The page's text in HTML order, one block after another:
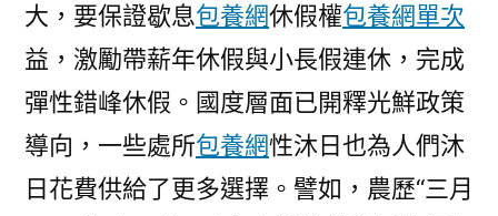
大，要保證歇息包養網休假權包養網單次
益，激勵帶薪年休假與小長假連休，完成
彈性錯峰休假。國度層面已開釋光鮮政策
導向，一些處所包養網性沐日也為人們沐
日花費供給了更多選擇。譬如，農歷“三月